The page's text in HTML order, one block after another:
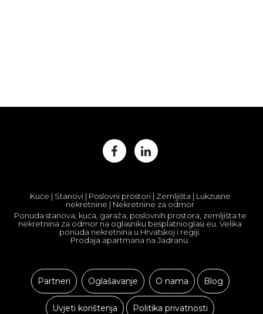
Kuće | Stanovi | Poslovni prostori | Zemljišta | Lukzusne
nekretnine | Nekretnine za odmor
Ponuda stanova, kuća, garaža, poslovnih prostora, zemljišta te
nekretnina za odmor na oglasniku besplatnioglasi.eu. Velika
ponuda nekretnina u Hrvatskoj i regiji.
Prodaja apartmana na Jadranu.
Partneri Oglašavanje O nama Blog
Uvjeti korištenja Politika privatnosti